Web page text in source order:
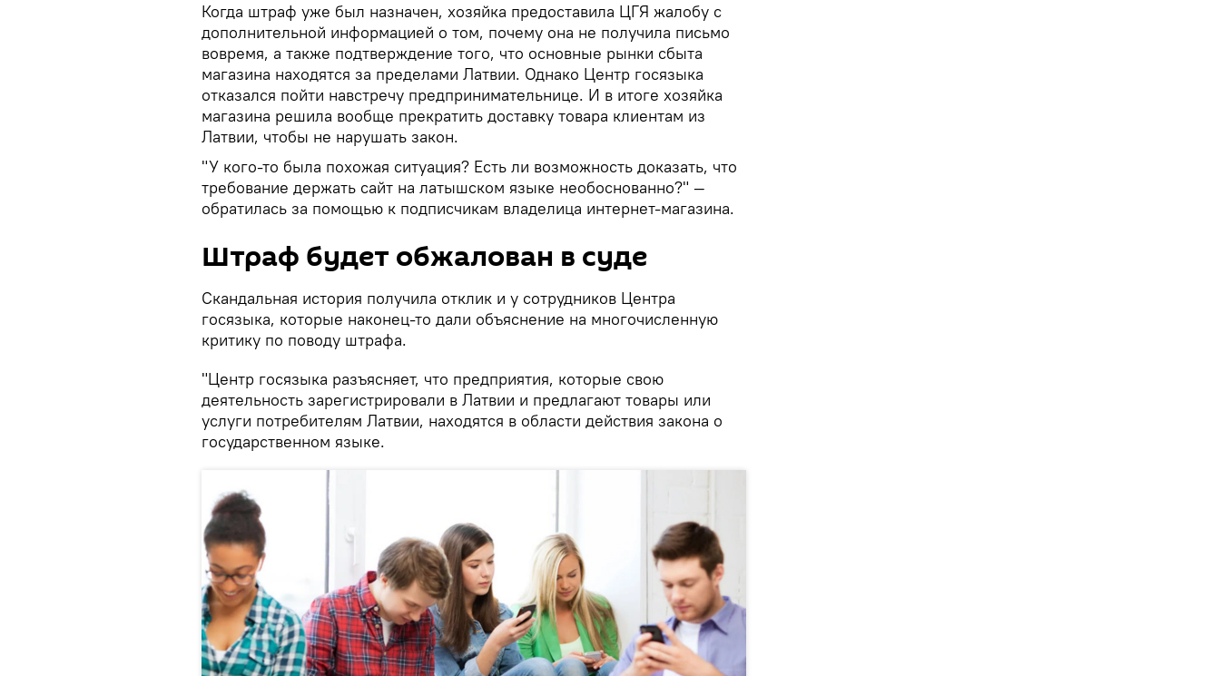
Когда штраф уже был назначен, хозяйка предоставила ЦГЯ жалобу с
дополнительной информацией о том, почему она не получила письмо
вовремя, а также подтверждение того, что основные рынки сбыта
магазина находятся за пределами Латвии. Однако Центр госязыка
отказался пойти навстречу предпринимательнице. И в итоге хозяйка
магазина решила вообще прекратить доставку товара клиентам из
Латвии, чтобы не нарушать закон.
"У кого-то была похожая ситуация? Есть ли возможность доказать, что
требование держать сайт на латышском языке необоснованно?" —
обратилась за помощью к подписчикам владелица интернет-магазина.
Штраф будет обжалован в суде
Скандальная история получила отклик и у сотрудников Центра
госязыка, которые наконец-то дали объяснение на многочисленную
критику по поводу штрафа.
"Центр госязыка разъясняет, что предприятия, которые свою
деятельность зарегистрировали в Латвии и предлагают товары или
услуги потребителям Латвии, находятся в области действия закона о
государственном языке.